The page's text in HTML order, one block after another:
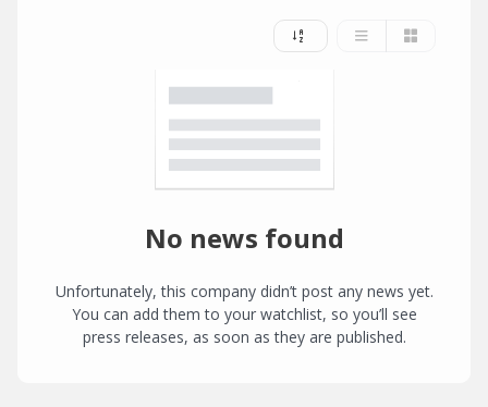
No news found
Unfortunately, this company didn’t post any news yet.
You can add them to your watchlist, so you’ll see
press releases, as soon as they are published.